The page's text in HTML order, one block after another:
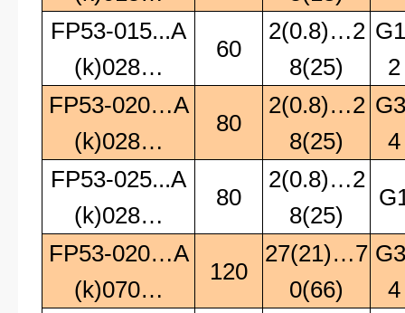
FP53-015...A
(k)028…
60
2(0.8)…2
8(25)
2
FP53-020…A
(k)028…
80
2(0.8)…2
8(25)
4
FP53-025...A
(k)028…
80
2(0.8)…2
8(25)
FP53-020…A
(k)070…
120
27(21)…7
0(66)
4